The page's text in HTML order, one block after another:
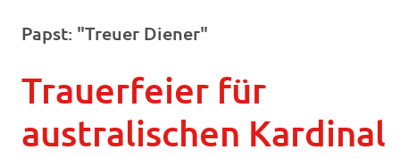
Papst: "Treuer Diener"
Trauerfeier für
australischen Kardinal